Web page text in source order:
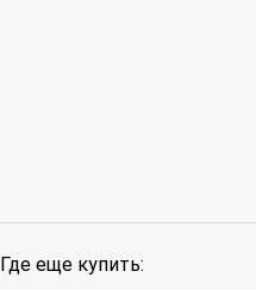
Где еще купить: